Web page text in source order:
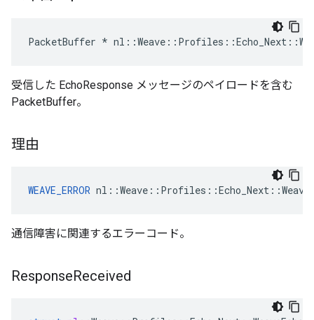
PacketBuffer * nl ::Weave :: Profiles ::Echo_Next ::
受信した EchoResponse メッセージのペイロードを含む
PacketBuffer。
理由
WEAVE_ERROR
通信障害に関連するエラーコード。
ResponseReceived